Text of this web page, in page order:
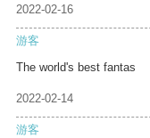
2022-02-16
游客
The world's best fantas
2022-02-14
游客